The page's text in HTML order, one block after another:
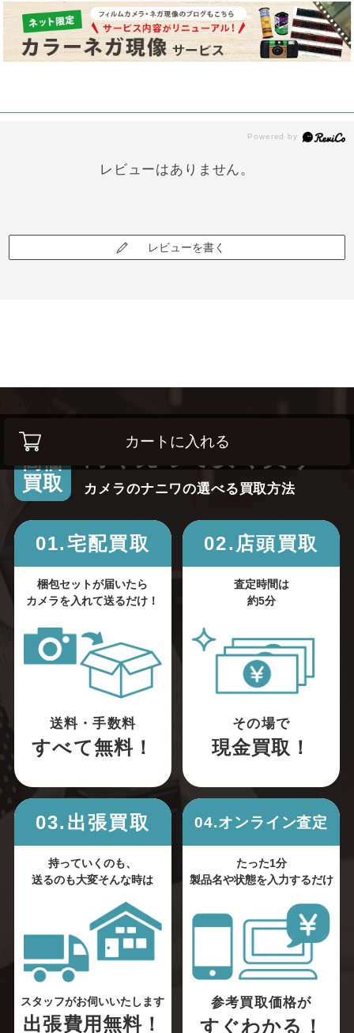
カートに入れる
レビューはありません。
レビューを書く
高価
買取
高く売って安く買う！
カメラのナニワの選べる買取方法
01.宅配買取
梱包セットが届いたら
カメラを入れて送るだけ！
送料・手数料
すべて無料！
02.店頭買取
査定時間は
約5分
その場で
現金買取！
03.出張買取
持っていくのも、
送るのも大変そんな時は
スタッフがお伺いいたします
出張費用無料！
04.オンライン査定
たった1分
製品名や状態を入力するだけ
参考買取価格が
すぐわかる！